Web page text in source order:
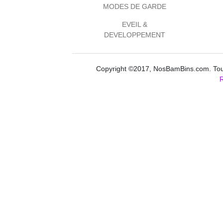
MODES DE GARDE
EVEIL &
DEVELOPPEMENT
Copyright ©2017, NosBamBins.com.